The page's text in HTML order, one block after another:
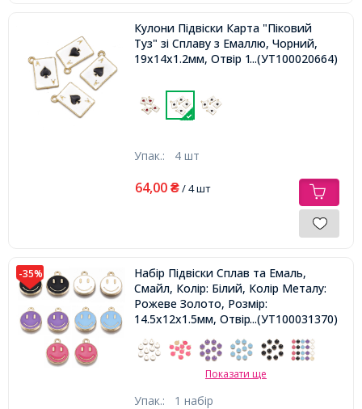
Кулони Підвіски Карта "Піковий
Туз" зі Сплаву з Емаллю, Чорний,
19x14х1.2мм, Отвір 1.7мм,...(УТ100020664)
Упак.: 4 шт
64,00 ₴/ 4 шт
-35%
Набір Підвіски Сплав та Емаль,
Смайл, Колір: Білий, Колір Металу:
Рожеве Золото, Розмір:
14.5х12х1.5мм, Отвір: 1.5мм, 10шт/
...(УТ100031370)
Показати ще
Упак.: 1 набір